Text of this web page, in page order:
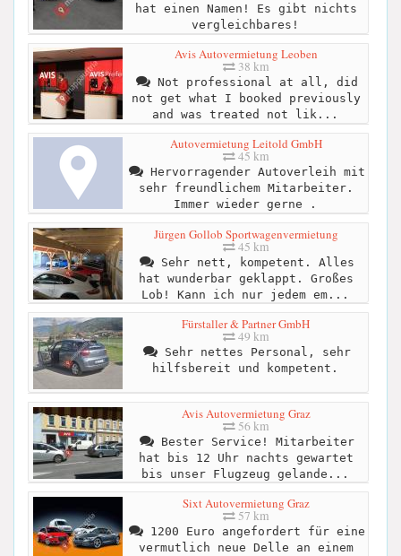
hat einen Namen! Es gibt nichts
vergleichbares!
Avis Autovermietung Leoben
38 km
Not professional at all, did
not get what I booked previously
and was treated not lik...
Autovermietung Leitold GmbH
45 km
Hervorragender Autoverleih mit
sehr freundlichem Mitarbeiter.
Immer wieder gerne .
Jürgen Gollob Sportwagenvermietung
45 km
Sehr nett, kompetent. Alles
hat wunderbar geklappt. Großes
Lob! Kann ich nur jedem em...
Fürstaller & Partner GmbH
49 km
Sehr nettes Personal, sehr
hilfsbereit und kompetent.
Avis Autovermietung Graz
56 km
Bester Service! Mitarbeiter
hat bis 12 Uhr nachts gewartet
bis unser Flugzeug gelande...
Sixt Autovermietung Graz
57 km
1200 Euro angefordert für eine
vermutlich neue Delle an einem